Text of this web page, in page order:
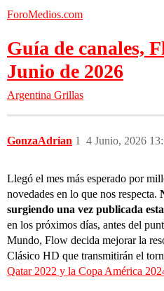
ForoMedios.com
Guía de canales,
Junio de 2026
Argentina Grillas
GonzaAdrian 4 Junio, 2026
1
Llegó el mes más esperado por
novedades en lo que nos respecta.
surgiendo una vez publicada
en los próximos días, antes del
Mundo, Flow decida mejorar la
Clásico HD que transmitirán el
Qatar 2022 y la Copa América